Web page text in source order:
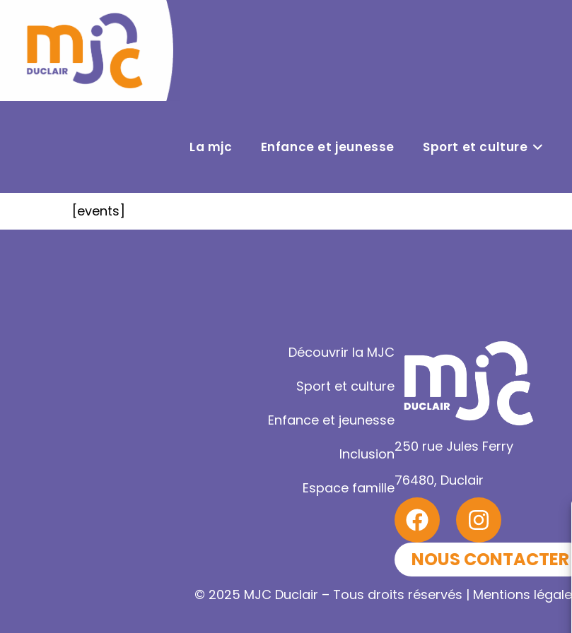
La mjc Enfance et jeunesse Sport et culture
[events]
Découvrir la MJC
Sport et culture
Enfance et jeunesse
Inclusion
Espace famille
250 rue Jules Ferry
76480, Duclair
NOUS CONTACTER
© 2025 MJC Duclair – Tous droits réservés | Mentions légales